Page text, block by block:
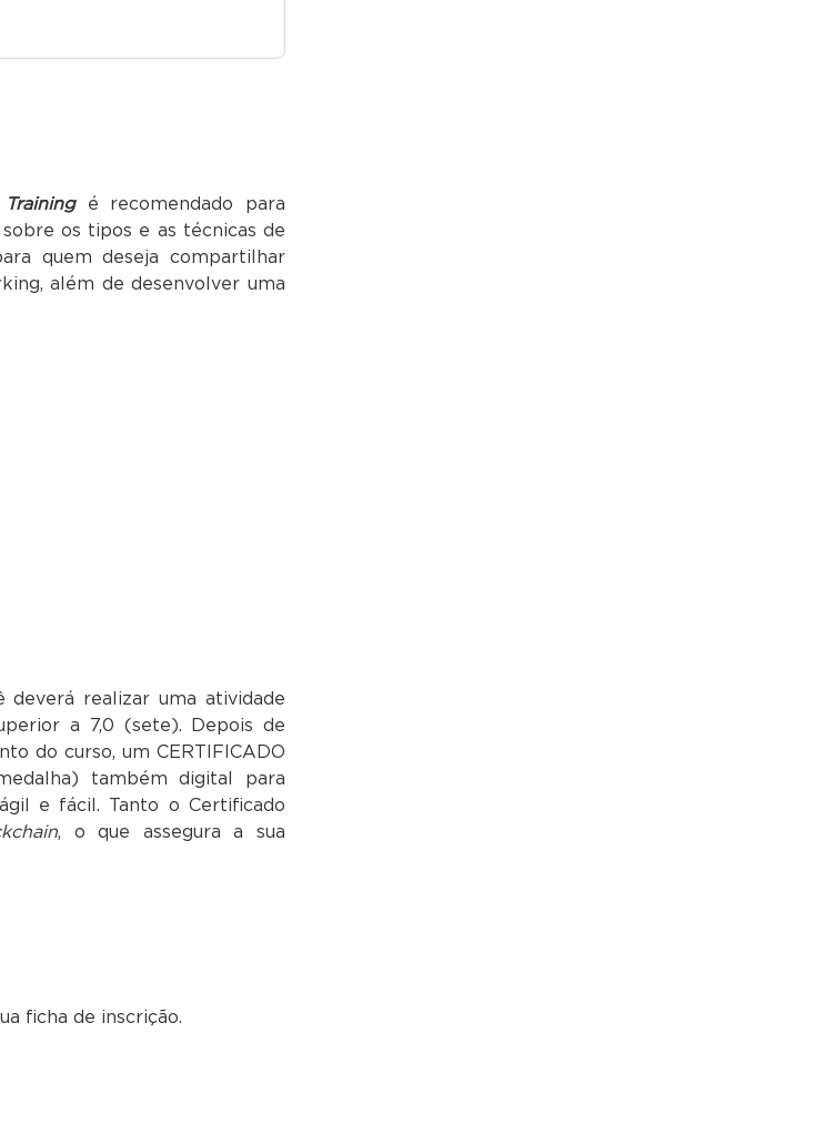
é recomendado para
os tipos e as técnicas de
quem deseja compartilhar
além de desenvolver uma
deverá realizar uma atividade
a 7,0 (sete). Depois de
do curso, um CERTIFICADO
também digital para
e fácil. Tanto o Certificado
, o que assegura a sua
ficha de inscrição.